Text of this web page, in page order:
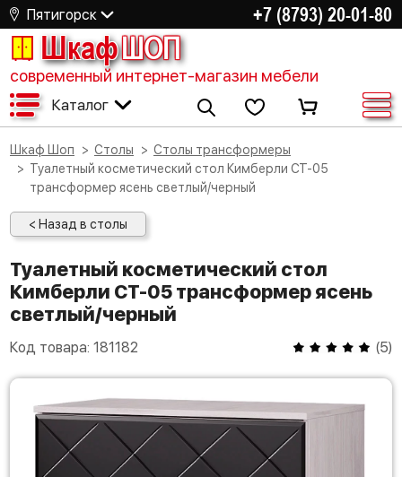
Пятигорск +7 (8793) 20-01-80
ШкафШОП
современный интернет-магазин мебели
Каталог
Шкаф Шоп Столы
Столы трансформеры
Туалетный косметический стол Кимберли СТ-05
трансформер ясень светлый/черный
< Назад в столы
Туалетный косметический стол
Кимберли СТ-05 трансформер ясень
светлый/черный
Код товара: 181182 (5)